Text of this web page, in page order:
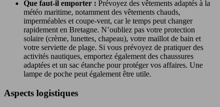
Que faut-il emporter : Prévoyez des vêtements adaptés à la
météo maritime, notamment des vêtements chauds,
imperméables et coupe-vent, car le temps peut changer
rapidement en Bretagne. N’oubliez pas votre protection
solaire (crème, lunettes, chapeau), votre maillot de bain et
votre serviette de plage. Si vous prévoyez de pratiquer des
activités nautiques, emportez également des chaussures
adaptées et un sac étanche pour protéger vos affaires. Une
lampe de poche peut également être utile.
Aspects logistiques